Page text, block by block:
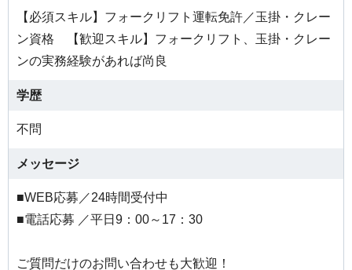
【必須スキル】フォークリフト運転免許／玉掛・クレー
ン資格 【歓迎スキル】フォークリフト、玉掛・クレー
ンの実務経験があれば尚良
学歴
不問
メッセージ
■WEB応募／24時間受付中
■電話応募 ／平日9：00～17：30
ご質問だけのお問い合わせも大歓迎！